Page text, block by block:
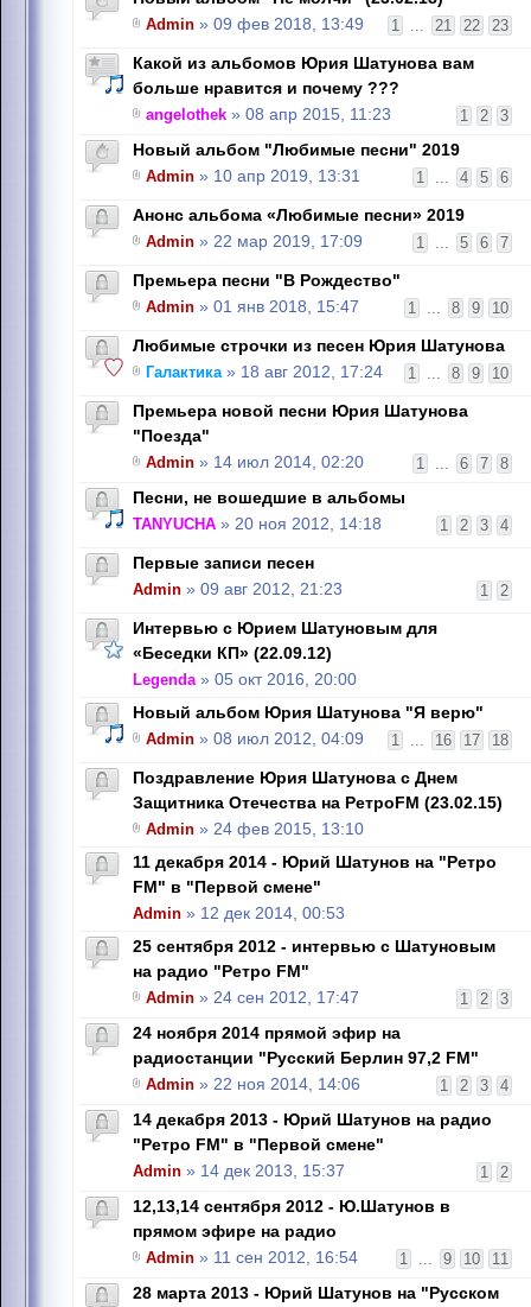
1 ... 21 22 23
Admin » 09 фев 2018, 13:49
Какой из альбомов Юрия Шатунова вам
больше нравится и почему ???
1 2 3
angelothek » 08 апр 2015, 11:23
Новый альбом "Любимые песни" 2019
1 ... 4 5 6
Admin » 10 апр 2019, 13:31
Анонс альбома «Любимые песни» 2019
1 ... 5 6 7
Admin » 22 мар 2019, 17:09
Премьера песни "В Рождество"
1 ... 8 9 10
Admin » 01 янв 2018, 15:47
Любимые строчки из песен Юрия Шатунова
1 ... 8 9 10
Галактика» 18 авг 2012, 17:24
Премьера новой песни Юрия Шатунова
"Поезда"
1 ... 6 7 8
Admin » 14 июл 2014, 02:20
Песни, не вошедшие в альбомы
1 2 3 4
TANYUCHA » 20 ноя 2012, 14:18
Первые записи песен
1 2
Admin » 09 авг 2012, 21:23
Интервью с Юрием Шатуновым для
«Беседки КП» (22.09.12)
Legenda» 05 окт 2016, 20:00
Новый альбом Юрия Шатунова "Я верю"
1 ... 16 17 18
Admin » 08 июл 2012, 04:09
Поздравление Юрия Шатунова с Днем
Защитника Отечества на РетроFM (23.02.15)
Admin » 24 фев 2015, 13:10
11 декабря 2014 - Юрий Шатунов на "Ретро
FM" в "Первой смене"
Admin » 12 дек 2014, 00:53
25 сентября 2012 - интервью с Шатуновым
на радио "Ретро FM"
1 2 3
Admin » 24 сен 2012, 17:47
24 ноября 2014 прямой эфир на
радиостанции "Русский Берлин 97,2 FM"
1 2 3 4
Admin » 22 ноя 2014, 14:06
14 декабря 2013 - Юрий Шатунов на радио
"Ретро FM" в "Первой смене"
1 2
Admin » 14 дек 2013, 15:37
12,13,14 сентября 2012 - Ю.Шатунов в
прямом эфире на радио
1 ... 9 10 11
Admin » 11 сен 2012, 16:54
28 марта 2013 - Юрий Шатунов на "Русском